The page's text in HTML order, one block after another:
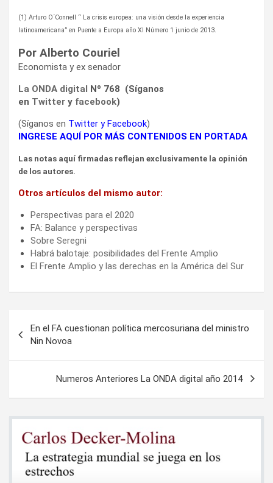
(1) Arturo O´Connell “ La crisis europea: una visión desde la experiencia
latinoamericana” en Puente a Europa año XI Número 1 junio de 2013.
Por Alberto Couriel
Economista y ex senador
La ONDA digital Nº 768 (Síganos
en Twitter y facebook)
(Síganos en Twitter yFacebook)
INGRESE AQUÍ POR MÁS CONTENIDOS EN PORTADA
Las notas aquí firmadas reflejan exclusivamente la opinión
de los autores.
Otros artículos del mismo autor:
Perspectivas para el 2020
FA: Balance y perspectivas
Sobre Seregni
Habrá balotaje: posibilidades del Frente Amplio
El Frente Amplio y las derechas en la América del Sur
de
entradas
En el FA cuestionan política mercosuriana del ministro
Nin Novoa
Numeros Anteriores La ONDA digital año 2014